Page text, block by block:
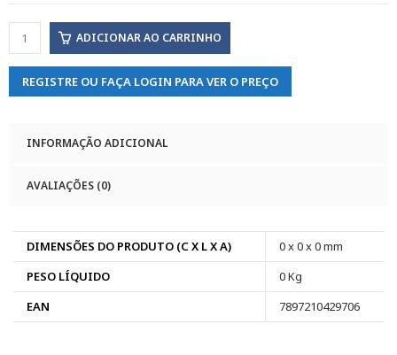
ADICIONAR AO CARRINHO
REGISTRE OU FAÇA LOGIN PARA VER O PREÇO
INFORMAÇÃO ADICIONAL
AVALIAÇÕES (0)
DIMENSÕES DO PRODUTO (C X L X A)
0 x 0 x 0 mm
PESO LÍQUIDO
0 Kg
EAN
7897210429706